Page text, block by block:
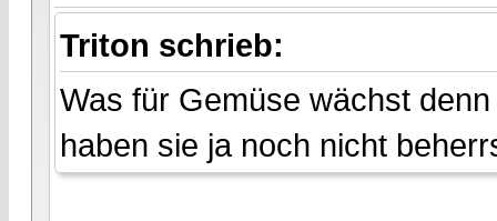
Triton schrieb:
Was für Gemüse wächst
haben sie ja noch nicht